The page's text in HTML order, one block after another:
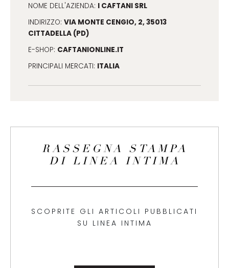
NOME DELL'AZIENDA: I CAFTANI SRL
INDIRIZZO: VIA MONTE CENGIO, 2, 35013
CITTADELLA (PD)
E-SHOP: CAFTANIONLINE.IT
PRINCIPALI MERCATI: ITALIA
RASSEGNA STAMPA
DI LINEA INTIMA
SCOPRITE GLI ARTICOLI PUBBLICATI
SU LINEA INTIMA